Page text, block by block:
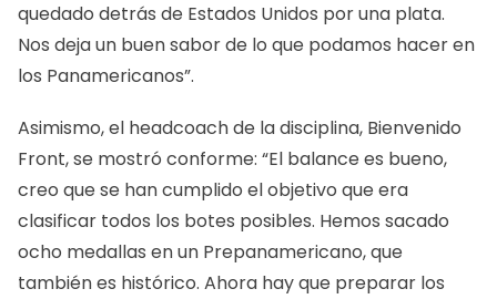
quedado detrás de Estados Unidos por una plata.
Nos deja un buen sabor de lo que podamos hacer en
los Panamericanos”.
Asimismo, el headcoach de la disciplina, Bienvenido
Front, se mostró conforme: “El balance es bueno,
creo que se han cumplido el objetivo que era
clasificar todos los botes posibles. Hemos sacado
ocho medallas en un Prepanamericano, que
también es histórico. Ahora hay que preparar los